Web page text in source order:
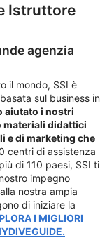
Istruttore
agenzia
il mondo, SSI è
sul business in
aiutato i nostri
didattici
e di marketing che
centri di assistenza
di 110 paesi, SSI ti
impegno
nostra ampia
di iniziare la
I MIGLIORI